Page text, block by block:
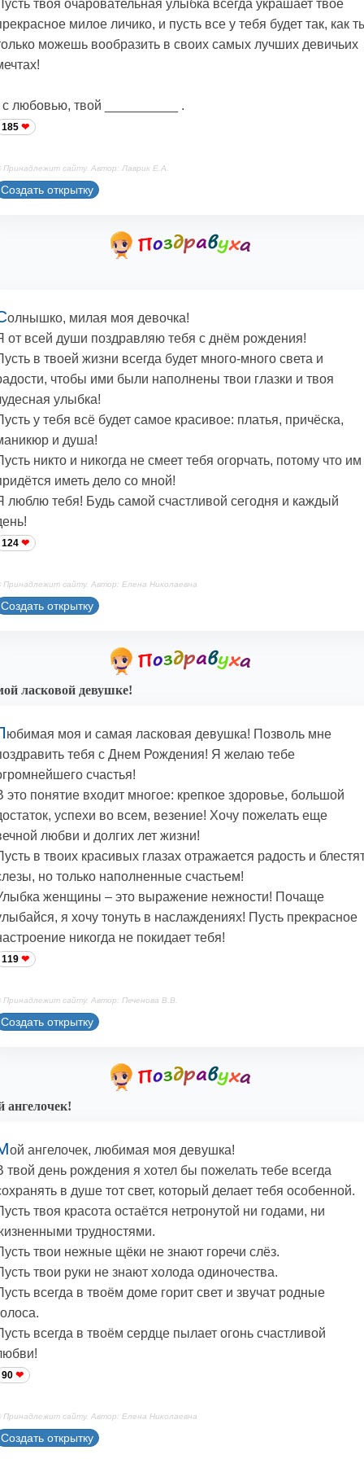
твоя очаровательная улыбка всегда украшает твое
милое личико, и пусть все у тебя будет так, как
можешь вообразить в своих самых лучших девичьих
с любовью, твой __________ .
185
Принадлежит сайту. Автор: Лаврик Е.А.
Создать открытку
олнышко, милая моя девочка!
от всей души поздравляю тебя с днём рождения!
в твоей жизни всегда будет много-много света и
чтобы ими были наполнены твои глазки и твоя
улыбка!
у тебя всё будет самое красивое: платья, причёска,
и душа!
никто и никогда не смеет тебя огорчать, потому что им
иметь дело со мной!
люблю тебя! Будь самой счастливой сегодня и каждый
124
Принадлежит сайту. Автор: Елена Николаевна
Создать открытку
ласковой девушке!
юбимая моя и самая ласковая девушка! Позволь мне
тебя с Днем Рождения! Я желаю тебе
счастья!
это понятие входит многое: крепкое здоровье, большой
успехи во всем, везение! Хочу пожелать еще
любви и долгих лет жизни!
в твоих красивых глазах отражается радость и
но только наполненные счастьем!
женщины – это выражение нежности! Почаще
я хочу тонуть в наслаждениях! Пусть прекрасное
никогда не покидает тебя!
119
Принадлежит сайту. Автор: Печенова В.В.
Создать открытку
ангелочек!
ой ангелочек, любимая моя девушка!
твой день рождения я хотел бы пожелать тебе всегда
в душе тот свет, который делает тебя особенной.
твоя красота остаётся нетронутой ни годами, ни
трудностями.
твои нежные щёки не знают горечи слёз.
твои руки не знают холода одиночества.
всегда в твоём доме горит свет и звучат родные
всегда в твоём сердце пылает огонь счастливой
90
Принадлежит сайту. Автор: Елена Николаевна
Создать открытку